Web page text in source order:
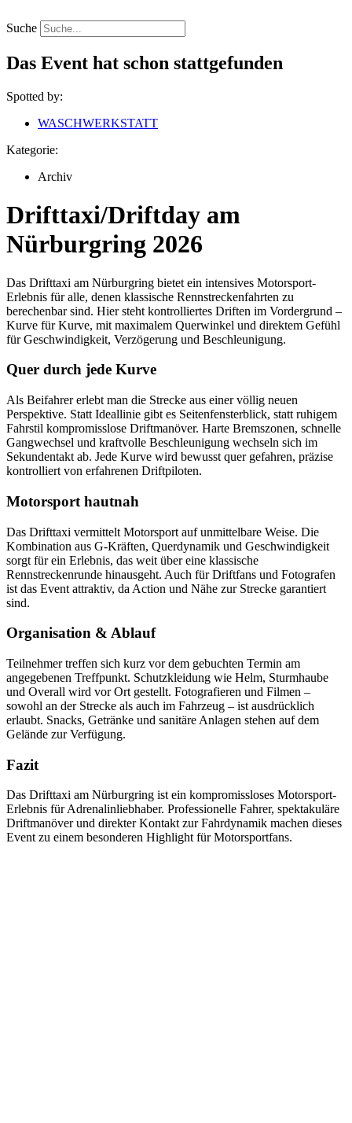
Inhalt
springen
Suche
Das Event hat schon stattgefunden
Spotted by:
WASCHWERKSTATT
Kategorie:
Archiv
Drifttaxi/Driftday am
Nürburgring 2026
Das Drifttaxi am Nürburgring bietet ein intensives Motorsport-
Erlebnis für alle, denen klassische Rennstreckenfahrten zu
berechenbar sind. Hier steht kontrolliertes Driften im Vordergrund –
Kurve für Kurve, mit maximalem Querwinkel und direktem Gefühl
für Geschwindigkeit, Verzögerung und Beschleunigung.
Quer durch jede Kurve
Als Beifahrer erlebt man die Strecke aus einer völlig neuen
Perspektive. Statt Ideallinie gibt es Seitenfensterblick, statt ruhigem
Fahrstil kompromisslose Driftmanöver. Harte Bremszonen, schnelle
Gangwechsel und kraftvolle Beschleunigung wechseln sich im
Sekundentakt ab. Jede Kurve wird bewusst quer gefahren, präzise
kontrolliert von erfahrenen Driftpiloten.
Motorsport hautnah
Das Drifttaxi vermittelt Motorsport auf unmittelbare Weise. Die
Kombination aus G-Kräften, Querdynamik und Geschwindigkeit
sorgt für ein Erlebnis, das weit über eine klassische
Rennstreckenrunde hinausgeht. Auch für Driftfans und Fotografen
ist das Event attraktiv, da Action und Nähe zur Strecke garantiert
sind.
Organisation & Ablauf
Teilnehmer treffen sich kurz vor dem gebuchten Termin am
angegebenen Treffpunkt. Schutzkleidung wie Helm, Sturmhaube
und Overall wird vor Ort gestellt. Fotografieren und Filmen –
sowohl an der Strecke als auch im Fahrzeug – ist ausdrücklich
erlaubt. Snacks, Getränke und sanitäre Anlagen stehen auf dem
Gelände zur Verfügung.
Fazit
Das Drifttaxi am Nürburgring ist ein kompromissloses Motorsport-
Erlebnis für Adrenalinliebhaber. Professionelle Fahrer, spektakuläre
Driftmanöver und direkter Kontakt zur Fahrdynamik machen dieses
Event zu einem besonderen Highlight für Motorsportfans.